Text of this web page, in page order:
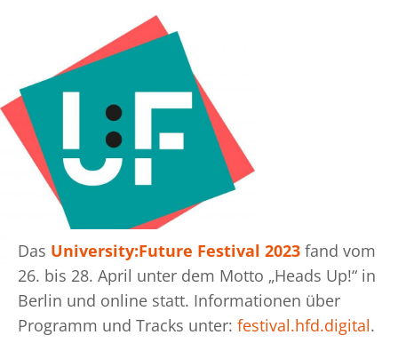
Das University:Future Festival 2023 fand vom
26. bis 28. April unter dem Motto „Heads Up!“ in
Berlin und online statt. Informationen über
Programm und Tracks unter: festival.hfd.digital.